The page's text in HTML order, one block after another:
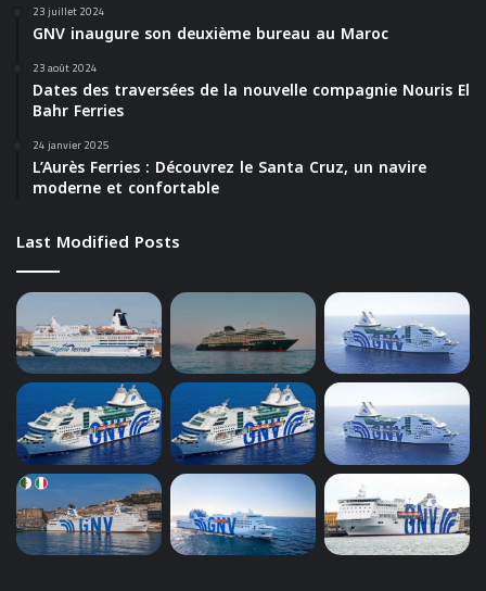
23 juillet 2024
GNV inaugure son deuxième bureau au Maroc
23 août 2024
Dates des traversées de la nouvelle compagnie Nouris El
Bahr Ferries
24 janvier 2025
L’Aurès Ferries : Découvrez le Santa Cruz, un navire
moderne et confortable
Last Modified Posts